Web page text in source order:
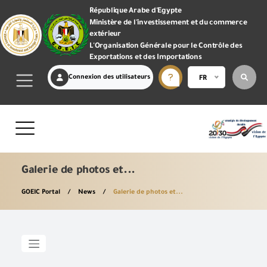
République Arabe d'Egypte
Ministère de l'investissement et du commerce
extérieur
L'Organisation Générale pour le Contrôle des
Exportations et des Importations
Connexion des utilisateurs FR
Galerie de photos et...
GOEIC Portal News Galerie de photos et...